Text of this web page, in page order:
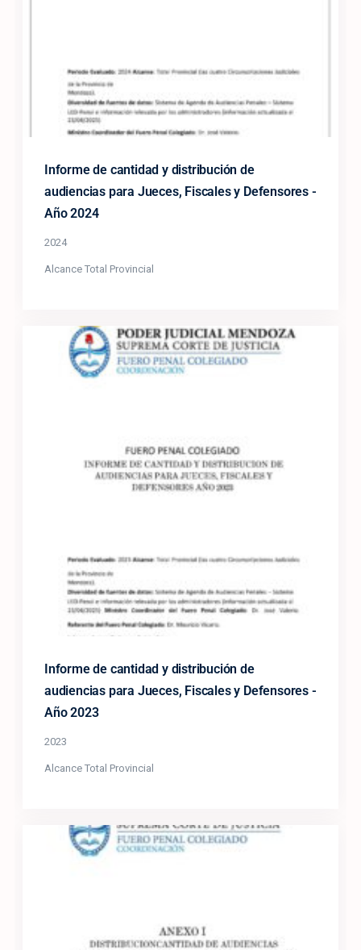
Informe de cantidad y distribución de
audiencias para Jueces, Fiscales y Defensores -
Año 2024
2024
Alcance Total Provincial
Informe de cantidad y distribución de
audiencias para Jueces, Fiscales y Defensores -
Año 2023
2023
Alcance Total Provincial